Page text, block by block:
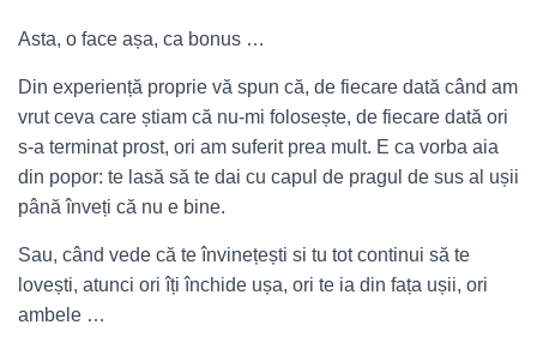
Asta, o face așa, ca bonus …
Din experiență proprie vă spun că, de fiecare dată când am
vrut ceva care știam că nu-mi folosește, de fiecare dată ori
s-a terminat prost, ori am suferit prea mult. E ca vorba aia
din popor: te lasă să te dai cu capul de pragul de sus al ușii
până înveți că nu e bine.
Sau, când vede că te învinețești si tu tot continui să te
lovești, atunci ori îți închide ușa, ori te ia din fața ușii, ori
ambele …